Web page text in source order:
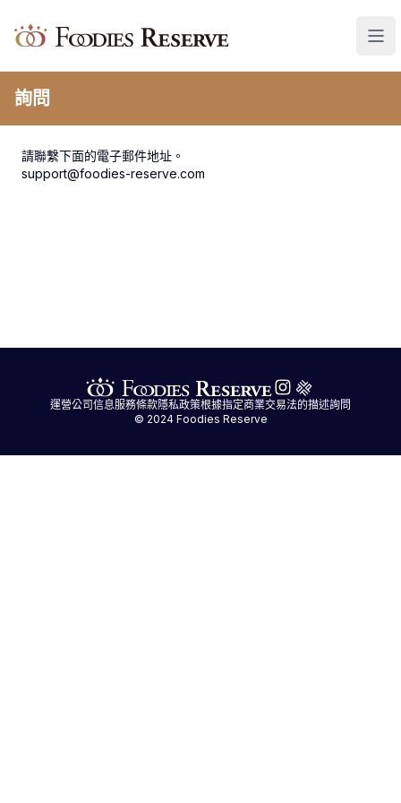
Foodies Reserve
詢問
請聯繫下面的電子郵件地址。
support@foodies-reserve.com
運營公司信息服務條款隱私政策根據指定商業交易法的描述詢問
© 2024 Foodies Reserve